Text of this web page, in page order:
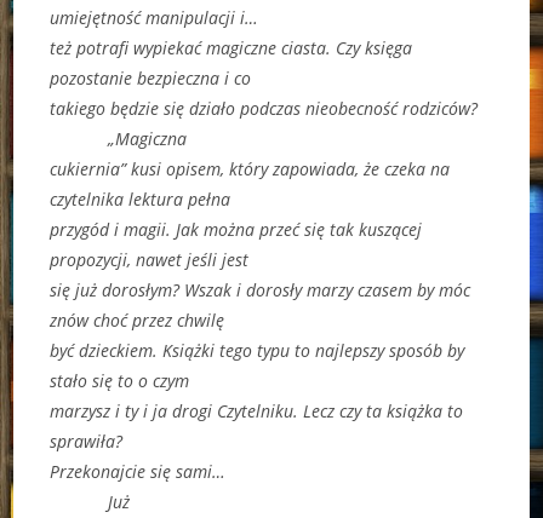
umiejętność manipulacji i…
też potrafi wypiekać magiczne ciasta. Czy księga
pozostanie bezpieczna i co
takiego będzie się działo podczas nieobecność rodziców?
„Magiczna
cukiernia” kusi opisem, który zapowiada, że czeka na
czytelnika lektura pełna
przygód i magii. Jak można przeć się tak kuszącej
propozycji, nawet jeśli jest
się już dorosłym? Wszak i dorosły marzy czasem by móc
znów choć przez chwilę
być dzieckiem. Książki tego typu to najlepszy sposób by
stało się to o czym
marzysz i ty i ja drogi Czytelniku. Lecz czy ta książka to
sprawiła?
Przekonajcie się sami…
Już